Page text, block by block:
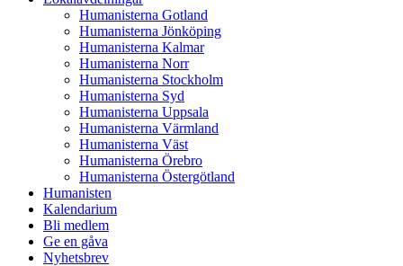
Humanisterna Gotland
Humanisterna Jönköping
Humanisterna Kalmar
Humanisterna Norr
Humanisterna Stockholm
Humanisterna Syd
Humanisterna Uppsala
Humanisterna Värmland
Humanisterna Väst
Humanisterna Örebro
Humanisterna Östergötland
Humanisten
Kalendarium
Bli medlem
Ge en gåva
Nyhetsbrev